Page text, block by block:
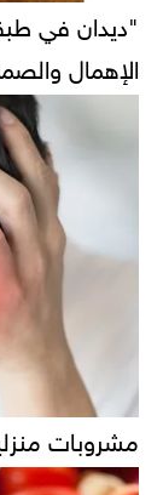
"ديدان في
الإهمال
مشروبات